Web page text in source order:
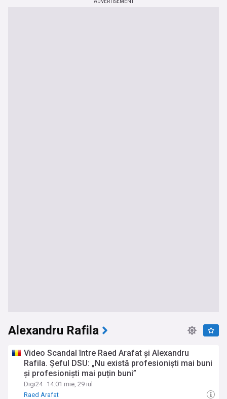
ADVERTISEMENT
Alexandru Rafila
Video Scandal între Raed Arafat și Alexandru
Rafila. Șeful DSU: „Nu există profesioniști mai buni
și profesioniști mai puțin buni”
Digi24 14:01 mie, 29 iul
Raed Arafat